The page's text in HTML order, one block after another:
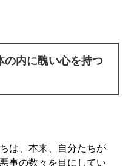
の内に醜い心を持つ
は、本来、自分たちが
事の数々を目にしてい